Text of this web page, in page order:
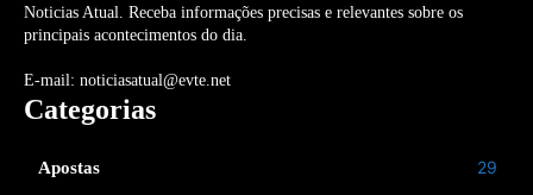
Noticias Atual. Receba informações precisas e relevantes sobre os
principais acontecimentos do dia.
E-mail: noticiasatual@evte.net
Categorias
Apostas 29